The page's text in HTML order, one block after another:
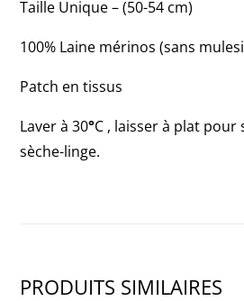
Taille Unique – (50-54 cm)
100% Laine mérinos (sans
Patch en tissus
Laver à 30°C , laisser à plat pour
sèche-linge.
PRODUITS SIMILAIRES